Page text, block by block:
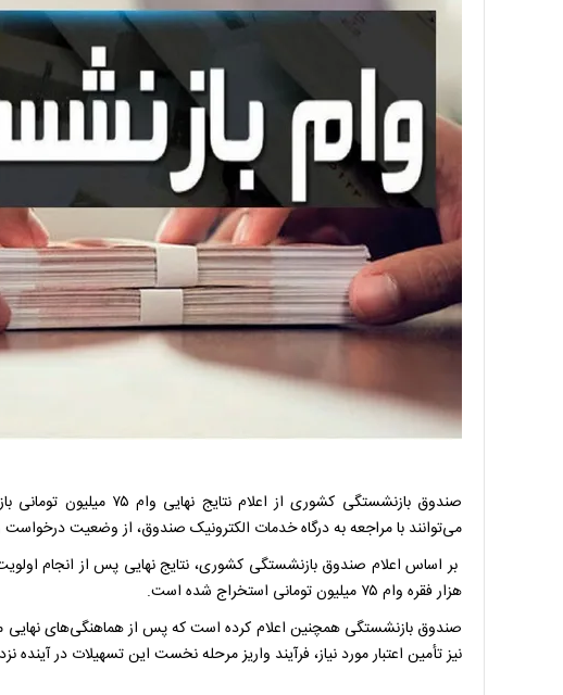
صندوق بازنشستگی کشوری از
می‌توانند با مراجعه به درگاه خدمات الکترونیک صندوق، از وضعیت
هزار فقره وام ۷۵ میلیون تومانی استخراج شده است.
صندوق بازنشستگی همچنین اعلام کرده است که پس از هماهنگی‌های نهایی
نیز تأمین اعتبار مورد نیاز، فرآیند واریز مرحله نخست این تسهیلات در آینده